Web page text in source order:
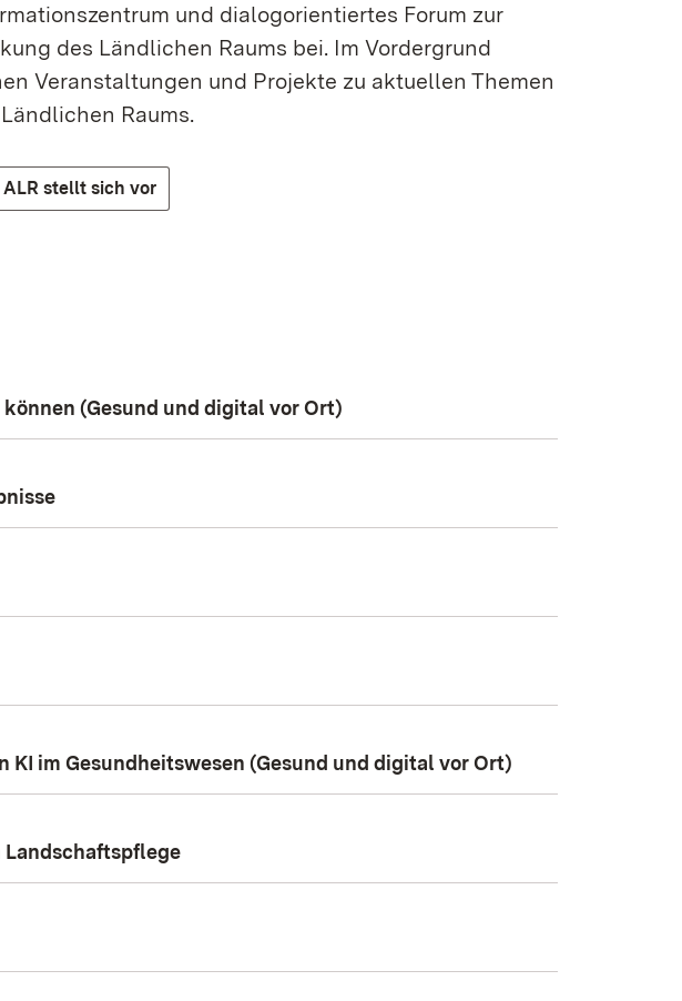
und dialogorientiertes Forum zur
des Ländlichen Raums bei. Im Vordergrund
Veranstaltungen und Projekte zu aktuellen Themen
Raums.
ALR stellt sich vor
(Gesund und digital vor Ort)
KI im Gesundheitswesen (Gesund und digital vor Ort)